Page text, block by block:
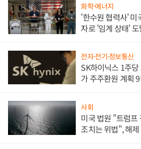
화학·에너지
'한수원 협력사' 미
자로 '임계 상태'
전자·전기·정보통신
SK하이닉스 1주
가 주주환원 계획
사회
미국 법원 "트럼프
조치는 위법", 해